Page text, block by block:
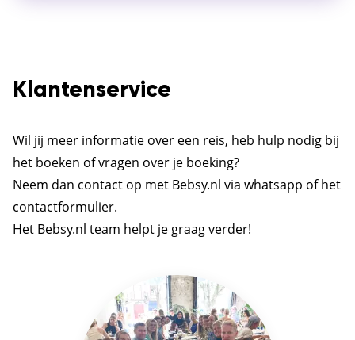
Klantenservice
Wil jij meer informatie over een reis, heb hulp nodig bij
het boeken of vragen over je boeking?
Neem dan contact op met Bebsy.nl via whatsapp of het
contactformulier.
Het Bebsy.nl team helpt je graag verder!